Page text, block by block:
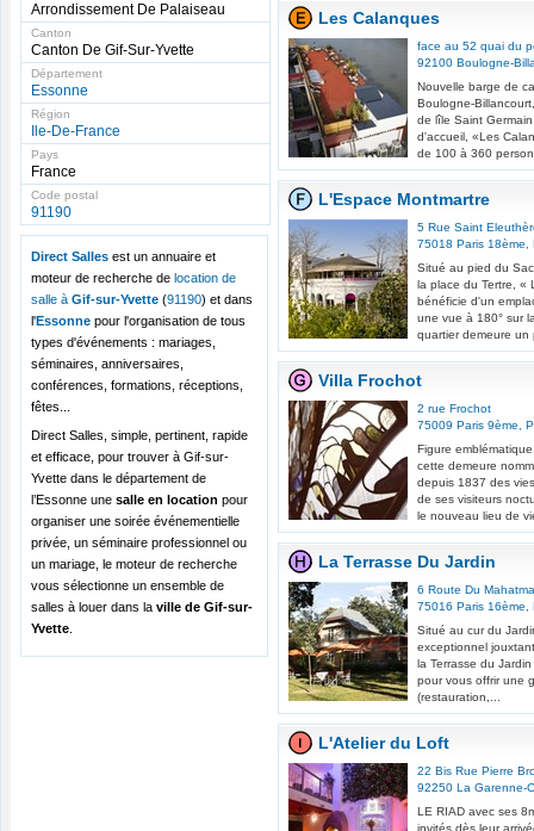
Arrondissement De Palaiseau
Canton
Canton De Gif-Sur-Yvette
Département
Essonne
Région
Ile-De-France
Pays
France
Code postal
91190
Direct Salles est un annuaire et
moteur de recherche de location de
salle à Gif-sur-Yvette (91190) et dans
l'Essonne pour l'organisation de tous
types d'événements : mariages,
séminaires, anniversaires,
conférences, formations, réceptions,
fêtes...
Direct Salles, simple, pertinent, rapide
et efficace, pour trouver à Gif-sur-
Yvette dans le département de
l’Essonne une salle en location pour
organiser une soirée événementielle
privée, un séminaire professionnel ou
un mariage, le moteur de recherche
vous sélectionne un ensemble de
salles à louer dans la ville de Gif-sur-
Yvette
Les Calanques
face au 52 quai du
92100 Boulogne-
Nouvelle barge de
Boulogne-
de lîle Saint
d'accueil, «Les
de 100 à 360
L'Espace Montmartre
5 Rue Saint
75018 Paris 18ème
Situé au pied du
la place du Tertre, «
bénéficie d'un
une vue à 180° sur
quartier demeure un
Villa Frochot
2 rue Frochot
75009 Paris 9ème
Figure
cette demeure
depuis 1837 des
de ses visiteurs
le nouveau lieu de
La Terrasse Du Jardin
6 Route Du
75016 Paris 16ème
Situé au cur du
exceptionnel
la Terrasse du
pour vous offrir une
(restauration,...
L'Atelier du Loft
22 Bis Rue Pierre
92250 La Garenne-
LE RIAD avec ses
invités dès leur